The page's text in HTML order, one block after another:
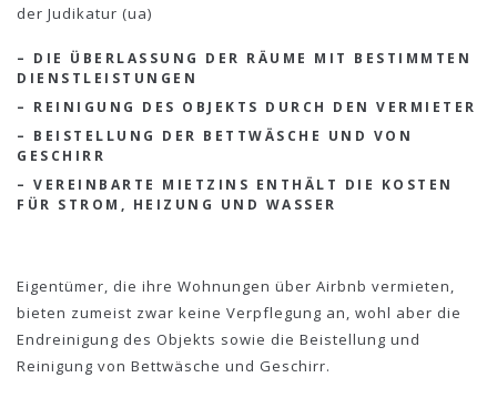
der Judikatur (ua)
– DIE ÜBERLASSUNG DER RÄUME MIT BESTIMMTEN
DIENSTLEISTUNGEN
– REINIGUNG DES OBJEKTS DURCH DEN VERMIETER
– BEISTELLUNG DER BETTWÄSCHE UND VON
GESCHIRR
– VEREINBARTE MIETZINS ENTHÄLT DIE KOSTEN
FÜR STROM, HEIZUNG UND WASSER
Eigentümer, die ihre Wohnungen über Airbnb vermieten,
bieten zumeist zwar keine Verpflegung an, wohl aber die
Endreinigung des Objekts sowie die Beistellung und
Reinigung von Bettwäsche und Geschirr.